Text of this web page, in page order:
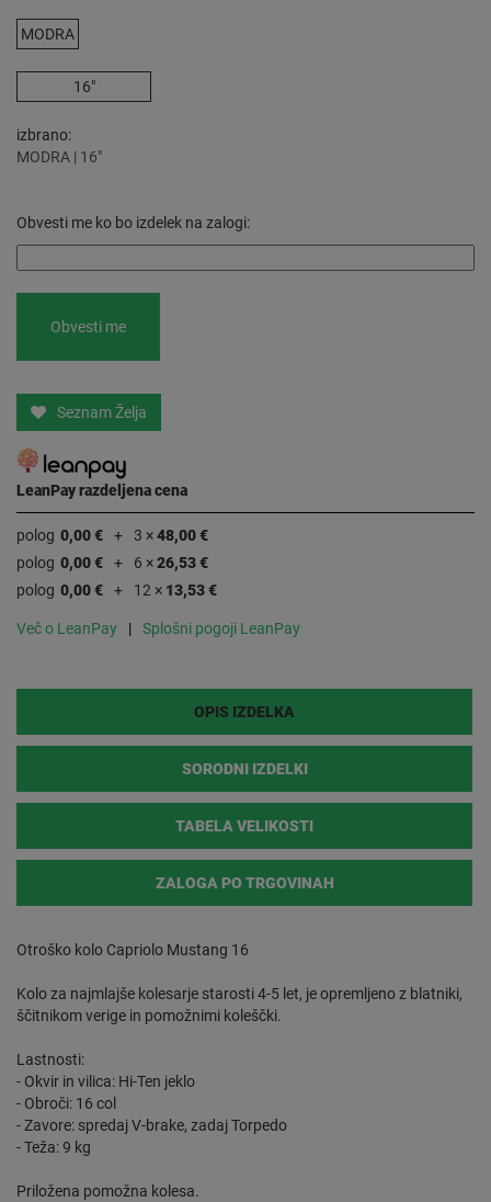
MODRA
16"
izbrano
MODRA | 16"
Obvesti me ko bo izdelek na zalogi:
Seznam Želja
LeanPay razdeljena cena
polog 0,00 € 3 ×48,00 €
polog 0,00 € 6 ×26,53 €
polog 0,00 € 12 × 13,53 €
Več o LeanPay Splošni pogoji LeanPay
OPIS IZDELKA
SORODNI IZDELKI
TABELA VELIKOSTI
ZALOGA PO TRGOVINAH
Otroško kolo Capriolo Mustang 16
Kolo za najmlajše kolesarje starosti 4-5 let, je opremljeno z blatniki,
ščitnikom verige in pomožnimi koleščki.
Lastnosti:
- Okvir in vilica: Hi-Ten jeklo
- Obroči: 16 col
- Zavore: spredaj V-brake, zadaj Torpedo
- Teža: 9 kg
Priložena pomožna kolesa.